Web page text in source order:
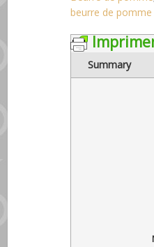
beurre de pomme
Summary